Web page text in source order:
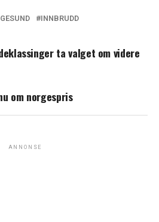
INNBRUDD
ta valget om videre
om norgespris
ANNONSE